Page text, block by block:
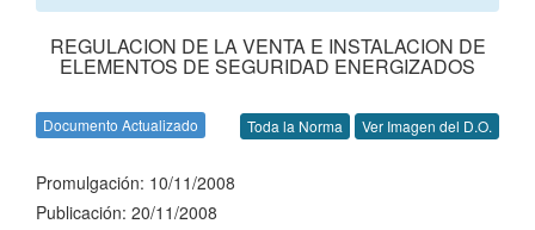
REGULACION DE LA VENTA E INSTALACION DE
ELEMENTOS DE SEGURIDAD ENERGIZADOS
Documento Actualizado Toda la Norma Ver Imagen del D.O.
Promulgación: 10/11/2008
Publicación: 20/11/2008